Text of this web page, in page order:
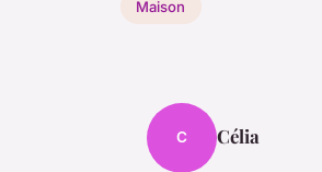
Maison
C Célia